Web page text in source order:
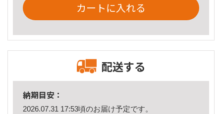
カートに入れる
配送する
納期目安：
2026.07.31 17:53頃のお届け予定です。